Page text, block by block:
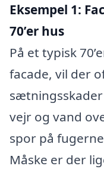
Eksempel 1:
70’er hus
På et typisk
facade, vil der
vejr og vand
spor på
Måske er der